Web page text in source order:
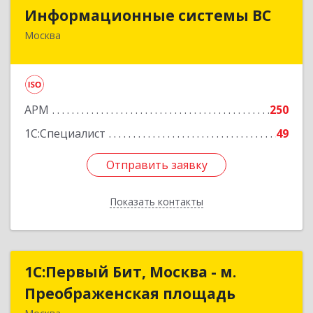
Информационные системы ВС
Москва
АРМ
250
1С:Специалист
49
Отправить заявку
Показать контакты
Информационные системы ВС
129164, Москва г, Ярославская ул, дом № 8,
Отправить заявку
Назад
1С:Первый Бит, Москва - м.
Преображенская площадь
1С:Первый Бит, Москва - м.
Преображенская площадь